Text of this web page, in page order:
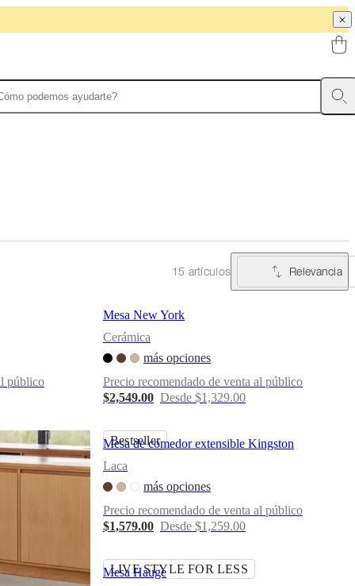
15 artículos Relevancia
público
Mesa New York
Cerámica
más opciones
Precio recomendado de venta al público
$2,549.00 Desde $1,329.00
Bestseller
Mesa de comedor extensible Kingston
Laca
más opciones
Precio recomendado de venta al público
$1,579.00 Desde $1,259.00
LIVE STYLE FOR LESS
Mesa Hauge